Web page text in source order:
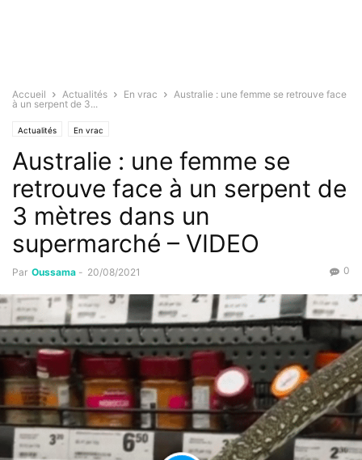
Accueil Actualités En vrac
Australie : une femme se retrouve face
à un serpent de 3...
Actualités En vrac
Australie : une femme se
retrouve face à un serpent de
3 mètres dans un
supermarché – VIDEO
Par Oussama - 20/08/2021 0